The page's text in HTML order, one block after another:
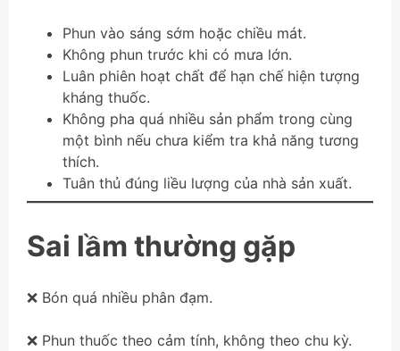
Phun vào sáng sớm hoặc chiều mát.
Không phun trước khi có mưa lớn.
Luân phiên hoạt chất để hạn chế hiện tượng
kháng thuốc.
Không pha quá nhiều sản phẩm trong cùng
một bình nếu chưa kiểm tra khả năng tương
thích.
Tuân thủ đúng liều lượng của nhà sản xuất.
Sai lầm thường gặp
❌ Bón quá nhiều phân đạm.
❌ Phun thuốc theo cảm tính, không theo chu kỳ.